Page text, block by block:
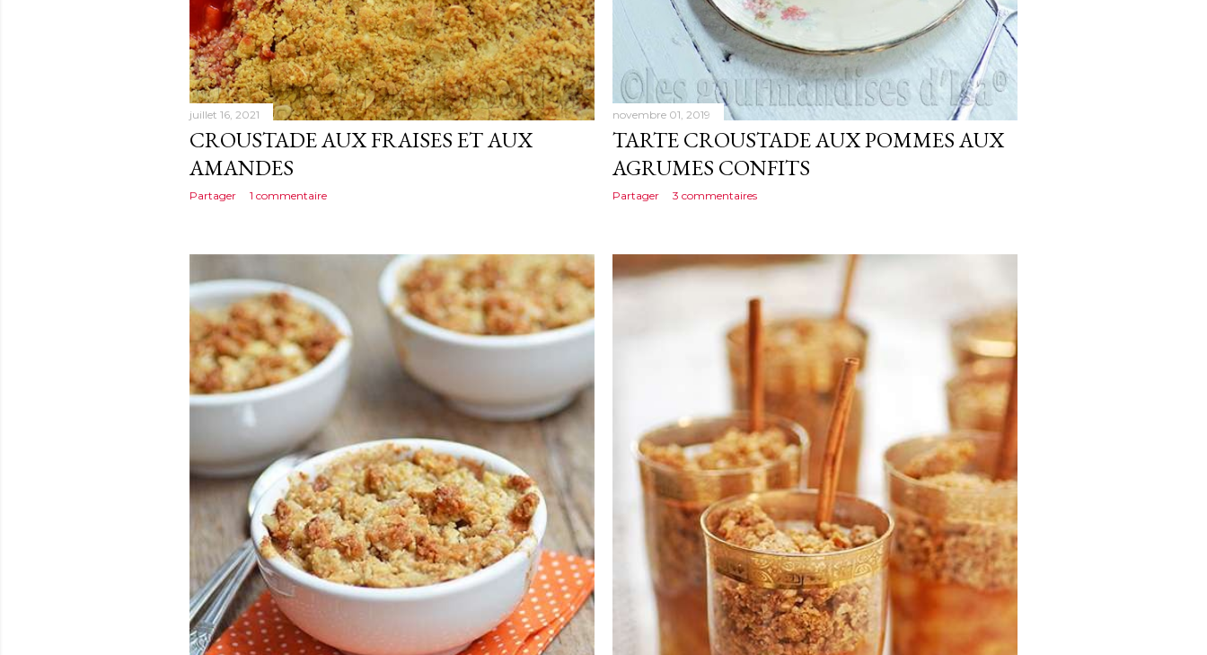
juillet 16, 2021
CROUSTADE AUX FRAISES ET AUX
AMANDES
Partager 1 commentaire
novembre 01, 2019
TARTE CROUSTADE AUX POMMES AUX
AGRUMES CONFITS
Partager 3 commentaires